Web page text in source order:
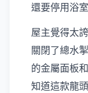
還要停用浴
屋主覺得太
關閉了總水
的金屬面板
知道這款龍